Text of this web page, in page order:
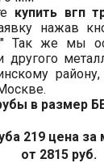
купить вгп
нажав
" Так же мы
другого
в размер
219 цена за
от 2815 руб.